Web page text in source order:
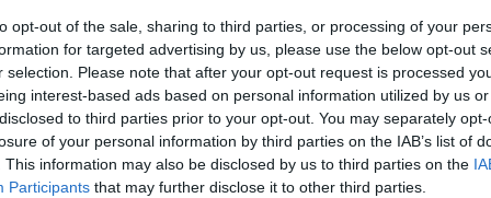
opt-out of the sale, sharing to third parties, or processing of your
for targeted advertising by us, please use the below opt-out
selection. Please note that after your opt-out request is processed
interest-based ads based on personal information utilized by us
to third parties prior to your opt-out. You may separately
of your personal information by third parties on the IAB’s list of
This information may also be disclosed by us to third parties on the
Participants that may further disclose it to other third parties.
is megtalálhatók, tartja magát az a
(akárcsak Baranyában és a Balaton mellett)
tokaji szőlőkiállítás lajstromában a négy minőségi
Merőben mást gondolt róla Gyürky